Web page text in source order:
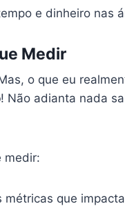
e dinheiro nas
Medir
o que eu
! Não adianta nada
medir:
métricas que